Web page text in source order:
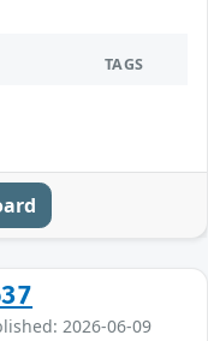
TAGS
2026-06-09